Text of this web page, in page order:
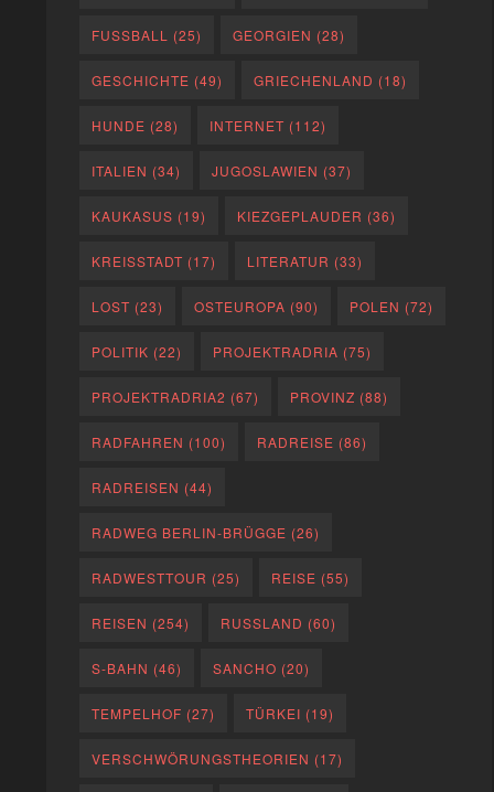
FUSSBALL (25) GEORGIEN (28)
GESCHICHTE (49) GRIECHENLAND (18)
HUNDE (28) INTERNET (112)
ITALIEN (34) JUGOSLAWIEN (37)
KAUKASUS (19) KIEZGEPLAUDER (36)
KREISSTADT (17) LITERATUR (33)
LOST (23) OSTEUROPA (90) POLEN (72)
POLITIK (22) PROJEKTRADRIA (75)
PROJEKTRADRIA2 (67) PROVINZ (88)
RADFAHREN (100) RADREISE (86)
RADREISEN (44)
RADWEG BERLIN-BRÜGGE (26)
RADWESTTOUR (25) REISE (55)
REISEN (254) RUSSLAND (60)
S-BAHN (46) SANCHO (20)
TEMPELHOF (27) TÜRKEI (19)
VERSCHWÖRUNGSTHEORIEN (17)